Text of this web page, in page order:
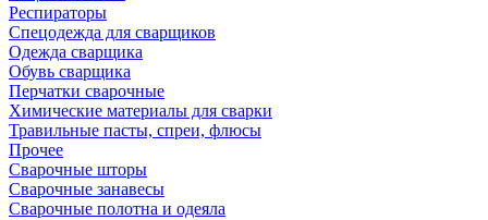
Респираторы
Спецодежда для сварщиков
Одежда сварщика
Обувь сварщика
Перчатки сварочные
Химические материалы для сварки
Травильные пасты, спреи, флюсы
Прочее
Сварочные шторы
Сварочные занавесы
Сварочные полотна и одеяла